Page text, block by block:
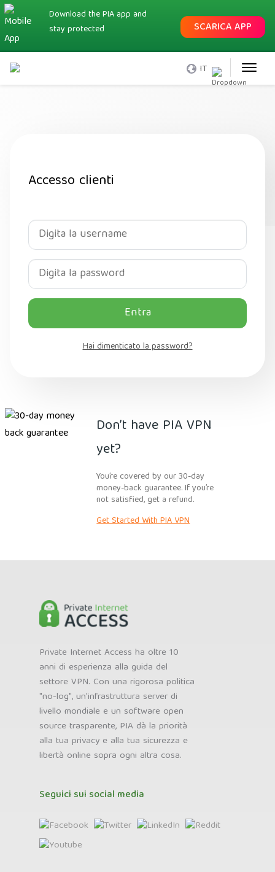
Download the PIA app and
stay protected
SCARICA APP
IT
Accesso clienti
Entra
Hai dimenticato la password?
Don’t have PIA VPN
yet?
You’re covered by our 30-day
money-back guarantee. If you’re
not satisfied, get a refund.
Get Started With PIA VPN
Private Internet Access ha oltre 10
anni di esperienza alla guida del
settore VPN. Con una rigorosa politica
"no-log", un'infrastruttura server di
livello mondiale e un software open
source trasparente, PIA dà la priorità
alla tua privacy e alla tua sicurezza e
libertà online sopra ogni altra cosa.
Seguici sui social media